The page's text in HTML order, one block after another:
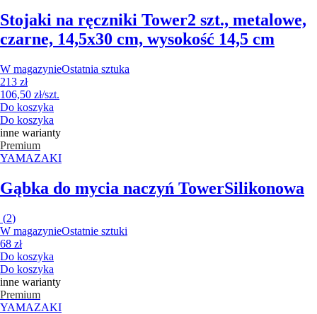
Stojaki na ręczniki Tower2 szt., metalowe,
czarne, 14,5x30 cm, wysokość 14,5 cm
W magazynieOstatnia sztuka
213 zł
106,50 zł/szt.
Do koszyka
Do koszyka
inne warianty
Premium
YAMAZAKI
Gąbka do mycia naczyń TowerSilikonowa
(2)
W magazynieOstatnie sztuki
68 zł
Do koszyka
Do koszyka
inne warianty
Premium
YAMAZAKI